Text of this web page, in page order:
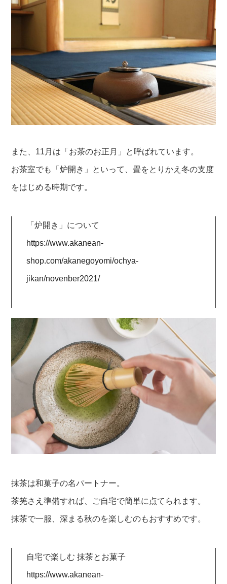
また、11月は「お茶のお正月」と呼ばれています。
お茶室でも「炉開き」といって、畳をとりかえ冬の支度
をはじめる時期です。
「炉開き」について
https://www.akanean-
shop.com/akanegoyomi/ochya-
jikan/novenber2021/
抹茶は和菓子の名パートナー。
茶筅さえ準備すれば、ご自宅で簡単に点てられます。
抹茶で一服、深まる秋のを楽しむのもおすすめです。
自宅で楽しむ 抹茶とお菓子
https://www.akanean-